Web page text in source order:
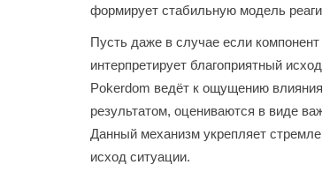
формирует стабильную модель
Пусть даже в случае если
интерпретирует благоприятный
Pokerdom ведёт к ощущению
результатом, оцениваются в виде
Данный механизм укрепляет
исход ситуации.